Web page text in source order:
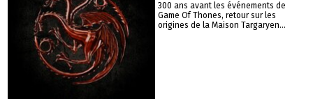
300 ans avant les événements de
Game Of Thones, retour sur les
origines de la Maison Targaryen...